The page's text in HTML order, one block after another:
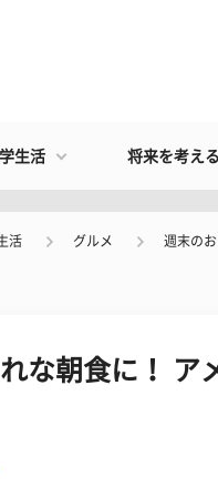
生活 将来を考える
活 グルメ 週末の
な朝食に！ ア